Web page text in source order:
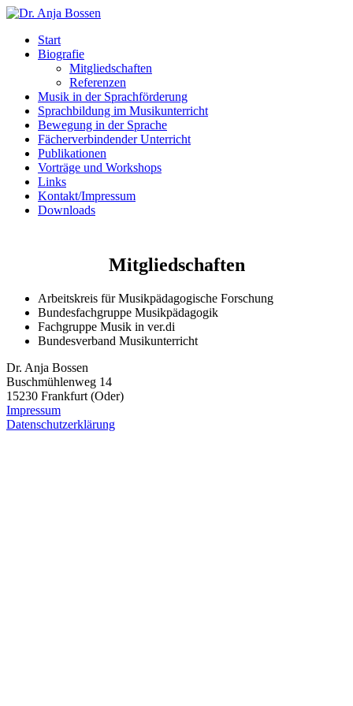
Start
Biografie
Mitgliedschaften
Referenzen
Musik in der Sprachförderung
Sprachbildung im Musikunterricht
Bewegung in der Sprache
Fächerverbindender Unterricht
Publikationen
Vorträge und Workshops
Links
Kontakt/Impressum
Downloads
Mitgliedschaften
Arbeitskreis für Musikpädagogische Forschung
Bundesfachgruppe Musikpädagogik
Fachgruppe Musik in ver.di
Bundesverband Musikunterricht
Dr. Anja Bossen
Buschmühlenweg 14
15230 Frankfurt (Oder)
Impressum
Datenschutzerklärung